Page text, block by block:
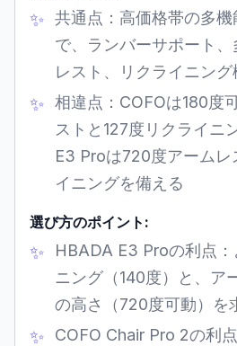
共通点：高価格帯の多
で、ランバーサポート
レスト、リクライニン
相違点：COFOは180度
ストと127度リクライニ
E3 Proは720度アームレ
イニングを備える
選び方のポイント:
HBADA E3 Proの利点：
ニング（140度）と、ア
の高さ（720度可動）を
COFO Chair Pro 2の利